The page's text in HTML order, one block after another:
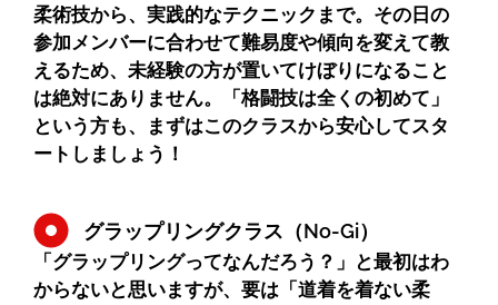
柔術技から、実践的なテクニックまで。その日の
参加メンバーに合わせて難易度や傾向を変えて教
えるため、未経験の方が置いてけぼりになること
は絶対にありません。「格闘技は全くの初めて」
という方も、まずはこのクラスから安心してスタ
ートしましょう！
グラップリングクラス（No-Gi）
「グラップリングってなんだろう？」と最初はわ
からないと思いますが、要は「道着を着ない柔